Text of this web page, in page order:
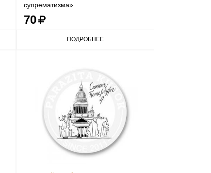
супрематизма»
70
ПОДРОБНЕЕ